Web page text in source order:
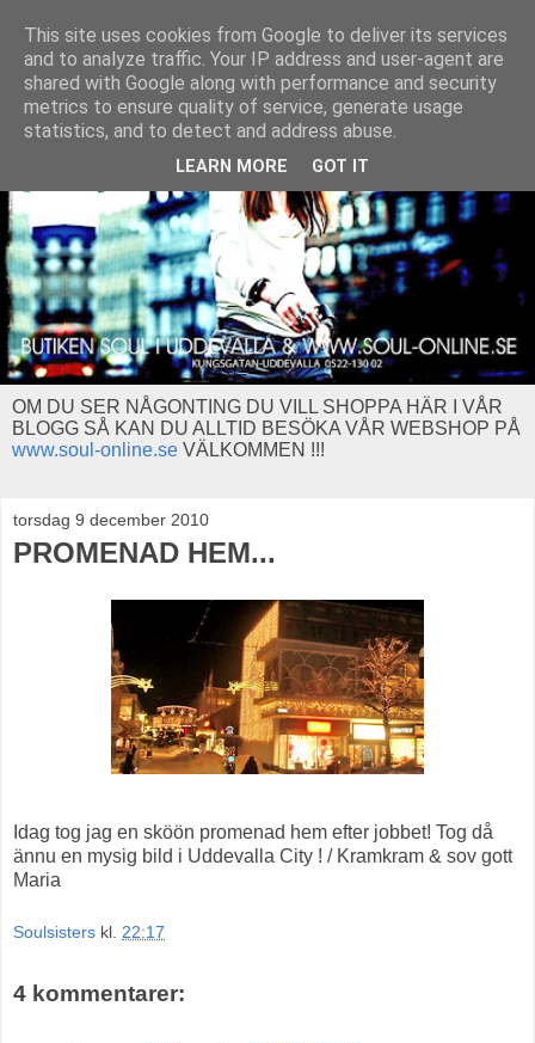
OM DU SER NÅGONTING DU VILL SHOPPA HÄR I VÅR
BLOGG SÅ KAN DU ALLTID BESÖKA VÅR WEBSHOP PÅ
www.soul-online.se VÄLKOMMEN !!!
torsdag 9 december 2010
PROMENAD HEM...
Idag tog jag en sköön promenad hem efter jobbet! Tog då
ännu en mysig bild i Uddevalla City ! / Kramkram & sov gott
Maria
Soulsisters kl. 22:17
4 kommentarer:
This site uses cookies from Google to deliver its services
and to analyze traffic. Your IP address and user-agent are
shared with Google along with performance and security
metrics to ensure quality of service, generate usage
statistics, and to detect and address abuse.
LEARN MORE GOT IT